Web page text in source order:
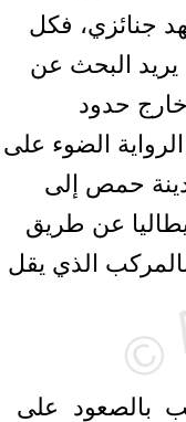
جنائزي، فكل
البحث عن
خارج حدود
الضوء على
حمص إلى
عن طريق
الذي يقل
بالصعود على